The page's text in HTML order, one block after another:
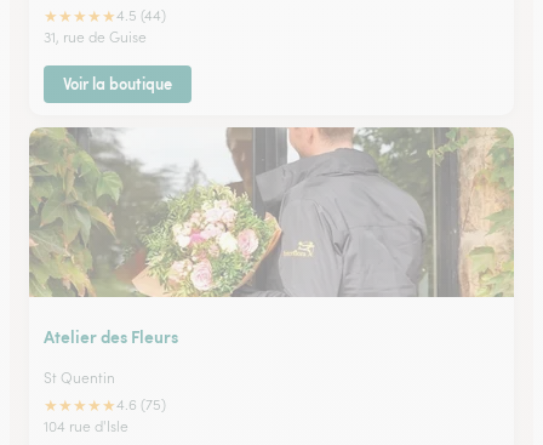
★★★★★4.5 (44)
31, rue de Guise
Voir la boutique
Atelier des Fleurs
St Quentin
★★★★★4.6 (75)
104 rue d'Isle